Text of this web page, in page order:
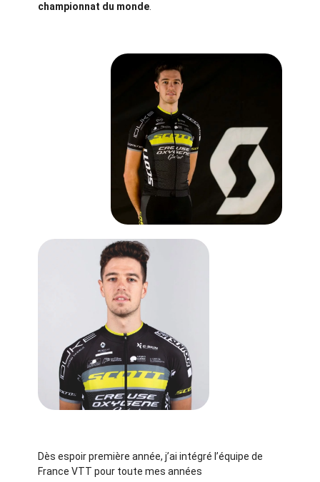
championnat du monde.
Dès espoir première année, j’ai intégré l’équipe de
France VTT pour toute mes années